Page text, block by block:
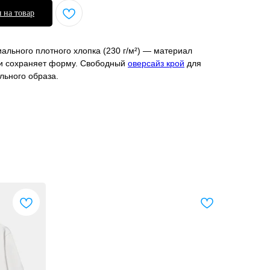
на товар
плотного хлопка (230 г/м²) — материал
сохраняет форму. Свободный оверсайз крой для
образа.